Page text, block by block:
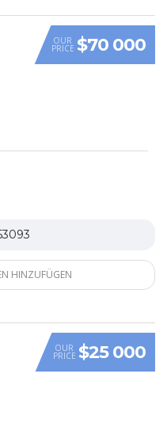
OUR
PRICE $70 000
HINZUFÜGEN
VIDEO
OUR
PRICE $25 000